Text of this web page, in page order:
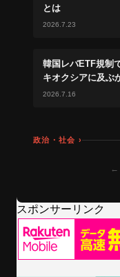
とは
2026.7.23
韓国レバETF規制
キオクシアに及ぶ
2026.7.16
政治・社会 ›
←
スポンサーリンク